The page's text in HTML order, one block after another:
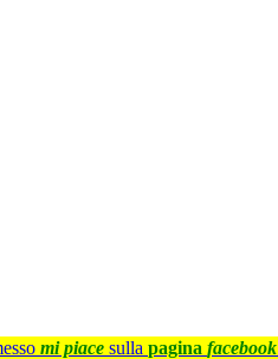
mi piace sulla pagina facebook